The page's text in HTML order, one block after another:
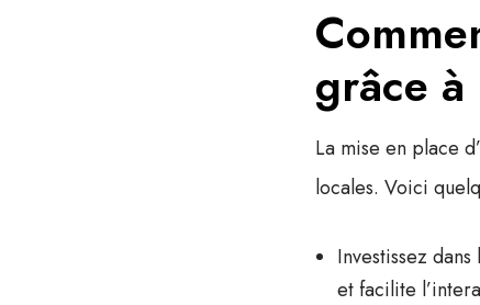
grâce
La mise en place
locales. Voici
Investissez dans
et facilite